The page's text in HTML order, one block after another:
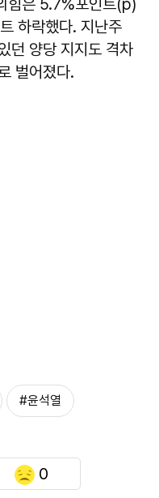
하락했다. 지난주
던 양당 지지도 격차
벌어졌다.
#윤석열
0